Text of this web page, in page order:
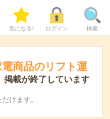
気になる! ログイン 検索
商品のリフト運
掲載が終了しています
けます。